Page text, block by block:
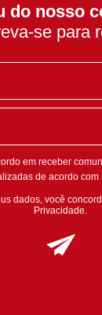
do nosso
se para
em receber
de acordo com
dados, você
Privacidade